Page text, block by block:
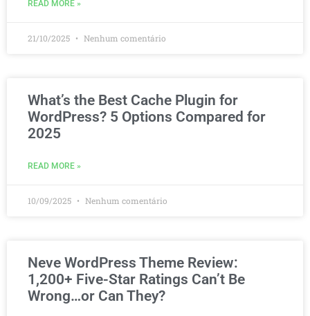
READ MORE »
21/10/2025 Nenhum comentário
What’s the Best Cache Plugin for
WordPress? 5 Options Compared for
2025
READ MORE »
10/09/2025 Nenhum comentário
Neve WordPress Theme Review:
1,200+ Five-Star Ratings Can’t Be
Wrong…or Can They?